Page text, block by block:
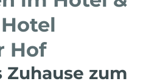
Hof
zum